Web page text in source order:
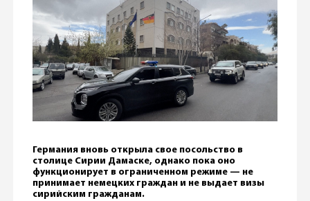
Германия вновь открыла свое посольство в
столице Сирии Дамаске, однако пока оно
функционирует в ограниченном режиме — не
принимает немецких граждан и не выдает визы
сирийским гражданам.